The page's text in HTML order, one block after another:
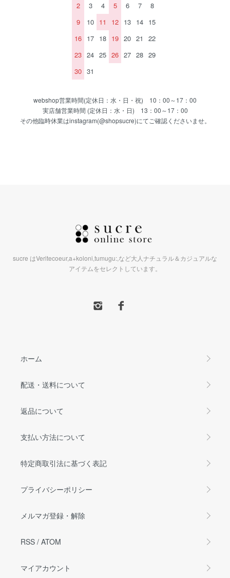
2
3 4 5 6 7
8
9
10 11 12 13 14 15
16 17 18 19 20 21
22
23 24 25 26 27 28 29
30 31
webshop営業時間(定休日：水・日・祝) 10：00～17：00
実店舗営業時間 (定休日：水・日) 13：00～17：00
その他臨時休業はinstagram(@shopsucre)にてご確認くださいませ。
sucre はVeritecoeur,a+koloni,tumugu:,など大人ナチュラル＆カジュアルな
アイテムをセレクトしています。
ホーム
配送・送料について
返品について
支払い方法について
特定商取引法に基づく表記
プライバシーポリシー
メルマガ登録・解除
RSS / ATOM
マイアカウント